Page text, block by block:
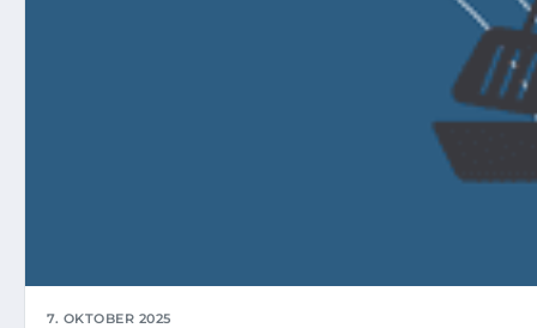
7. OKTOBER 2025